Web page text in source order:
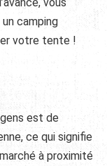
camping
votre tente !
est de
ce qui signifie
à proximité